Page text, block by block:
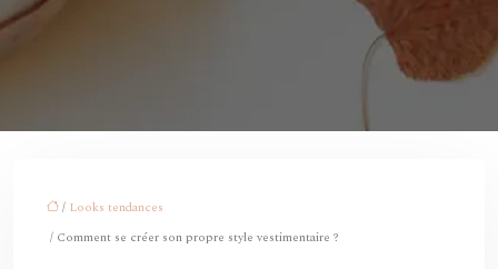
/ Looks tendances
/ Comment se créer son propre style vestimentaire ?